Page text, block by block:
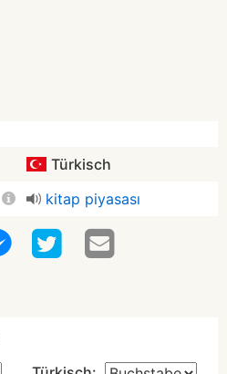
Türkisch
kitap piyasası